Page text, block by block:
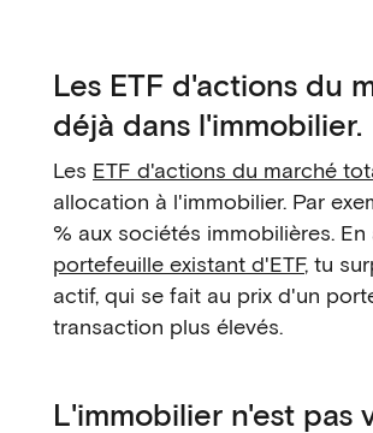
Les ETF d'actions du
déjà dans l'immobilier.
Les ETF d'actions du marché
allocation à l'immobilier. Par
% aux sociétés immobilières.
portefeuille existant d'ETF, tu
actif, qui se fait au prix d'un
transaction plus élevés.
L'immobilier n'est pas